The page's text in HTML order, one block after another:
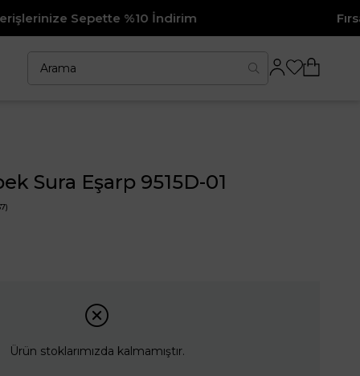
%10 İndirim Fırsat
Sura Eşarp 9515D-01
Ürün stoklarımızda kalmamıştır.